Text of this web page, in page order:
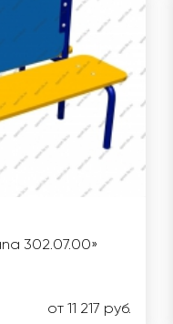
302.07.00»
от 11 217 руб.